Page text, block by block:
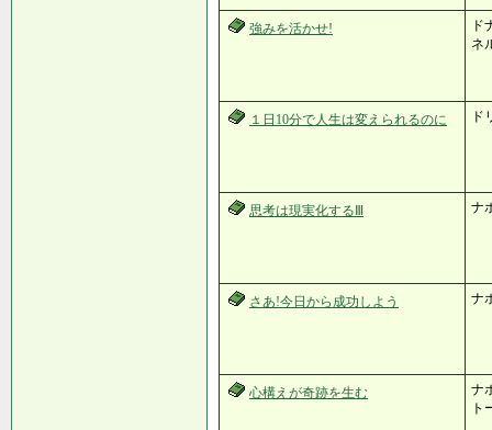
強みを活かせ!
ド
ネ
１日10分で人生は変えられるのに ド
思考は現実化するⅢ ナ
さあ!今日から成功しよう ナ
心構えが奇跡を生む
ナ
ト